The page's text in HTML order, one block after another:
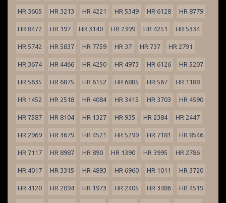
HR 3605 HR 3213 HR 4221 HR 5349 HR 6128 HR 8779
HR 8472 HR 197 HR 3140 HR 2399 HR 4251 HR 5334
HR 5742 HR 5837 HR 7759 HR 37 HR 737 HR 2791
HR 3674 HR 4466 HR 4250 HR 4973 HR 6126 HR 5207
HR 5635 HR 6875 HR 6152 HR 6885 HR 567 HR 1188
HR 1452 HR 2518 HR 4084 HR 3415 HR 3703 HR 4590
HR 7587 HR 8104 HR 1327 HR 935 HR 2384 HR 2447
HR 2969 HR 3679 HR 4521 HR 5299 HR 7181 HR 8546
HR 7117 HR 8987 HR 890 HR 1390 HR 3995 HR 2786
HR 4017 HR 3315 HR 4893 HR 6960 HR 1011 HR 3720
HR 4120 HR 2094 HR 1973 HR 2405 HR 3486 HR 4519